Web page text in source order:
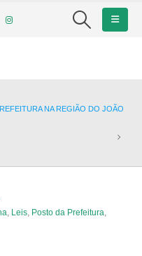
NA REGIÃO DO JOÃO
Leis, Posto da Prefeitura